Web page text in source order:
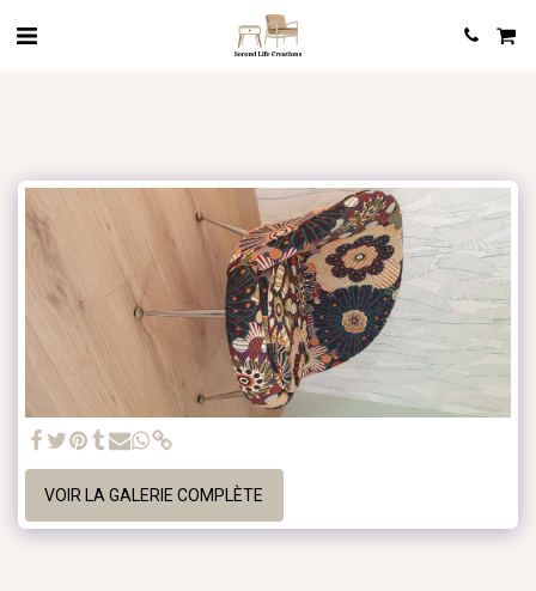
VOIR LA GALERIE COMPLÈTE